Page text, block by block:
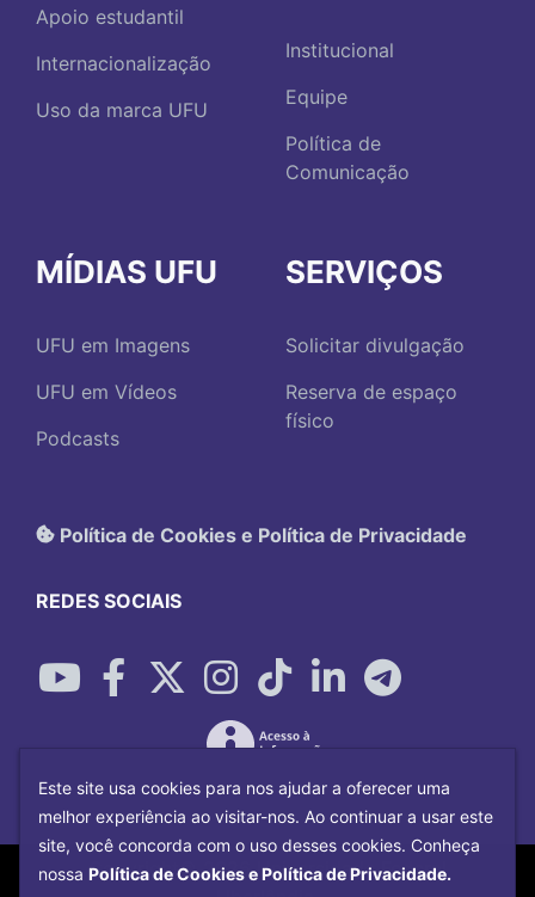
Apoio estudantil
Internacionalização
Uso da marca UFU
Institucional
Equipe
Política de
Comunicação
MÍDIAS UFU
UFU em Imagens
UFU em Vídeos
Podcasts
SERVIÇOS
Solicitar divulgação
Reserva de espaço
físico
Política de Cookies e Política de Privacidade
REDES SOCIAIS
Copyright©2026Universidade Federal
Este site usa cookies para nos ajudar a oferecer uma
melhor experiência ao visitar-nos. Ao continuar a usar este
site, você concorda com o uso desses cookies. Conheça
nossa Política de Cookies e Política de Privacidade.